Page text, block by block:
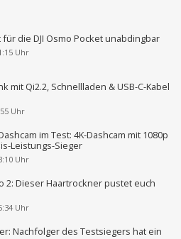
die DJI Osmo Pocket unabdingbar
Uhr
mit Qi2.2, Schnellladen & USB-C-Kabel
Uhr
im Test: 4K-Dashcam mit 1080p
Leistungs-Sieger
Uhr
2: Dieser Haartrockner pustet euch
Uhr
Nachfolger des Testsiegers hat ein